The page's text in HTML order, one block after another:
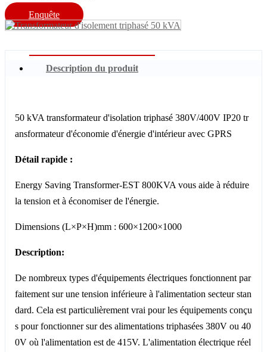
Enquête
Description du produit
50 kVA transformateur d'isolation triphasé 380V/400V IP20 tr
ansformateur d'économie d'énergie d'intérieur avec GPRS
Détail rapide :
Energy Saving Transformer-EST 800KVA vous aide à réduire
la tension et à économiser de l'énergie.
Dimensions (L×P×H)mm : 600×1200×1000
Description:
De nombreux types d'équipements électriques fonctionnent par
faitement sur une tension inférieure à l'alimentation secteur stan
dard. Cela est particulièrement vrai pour les équipements conçu
s pour fonctionner sur des alimentations triphasées 380V ou 40
0V où l'alimentation est de 415V. L'alimentation électrique réel